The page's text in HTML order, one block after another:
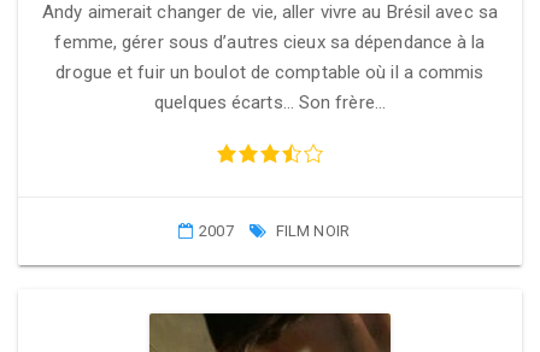
Andy aimerait changer de vie, aller vivre au Brésil avec sa
femme, gérer sous d’autres cieux sa dépendance à la
drogue et fuir un boulot de comptable où il a commis
quelques écarts… Son frère…
2007 FILM NOIR